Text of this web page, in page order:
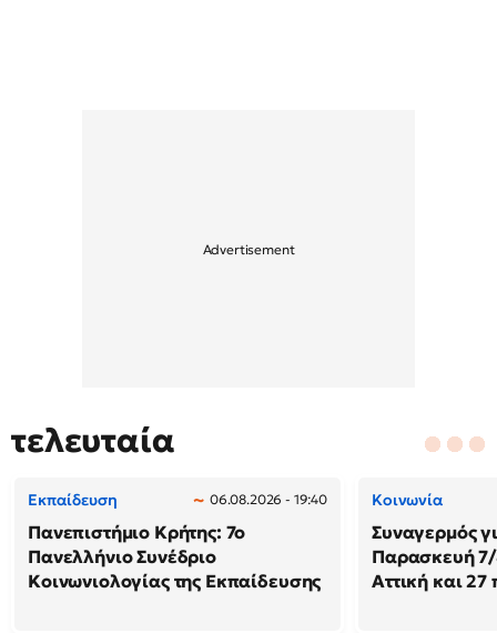
τελευταία
Εκπαίδευση 06.08.2026 - 19:40
Πανεπιστήμιο Κρήτης: 7ο
Πανελλήνιο Συνέδριο
Κοινωνιολογίας της Εκπαίδευσης
Κοινωνία
Συναγερμός
Παρασκευή 7/
Αττική και 27